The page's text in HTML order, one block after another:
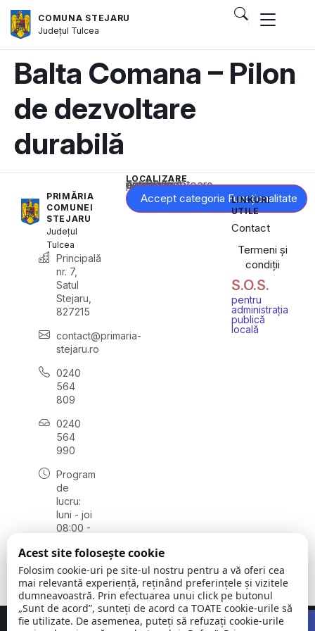
COMUNA STEJARU
Județul Tulcea
Balta Comana – Pilon
de dezvoltare
durabilă
PRIMĂRIA
COMUNEI
STEJARU
Județul
Tulcea
Principală
nr. 7,
Satul
Stejaru,
827215
contact@primaria-
stejaru.ro
0240
564
809
0240
564
990
Program
de
lucru:
luni - joi
08:00 -
vineri
08:00 -
14:00
LOCALIZARE
Acest conținut este blocat până când acceptați categoria corespunzătoare de cookie-uri.
Accept categoria Funcționalitate
LINKURI
UTILE
Contact
Termeni și
condiții
S.O.S.
pentru
administrația
publică
locală
Acest site folosește cookie
Folosim cookie-uri pe site-ul nostru pentru a vă oferi cea
mai relevantă experiență, reținând preferințele și vizitele
dumneavoastră. Prin efectuarea unui click pe butonul
„Sunt de acord”, sunteți de acord ca TOATE cookie-urile să
fie utilizate. De asemenea, puteți să refuzați cookie-urile